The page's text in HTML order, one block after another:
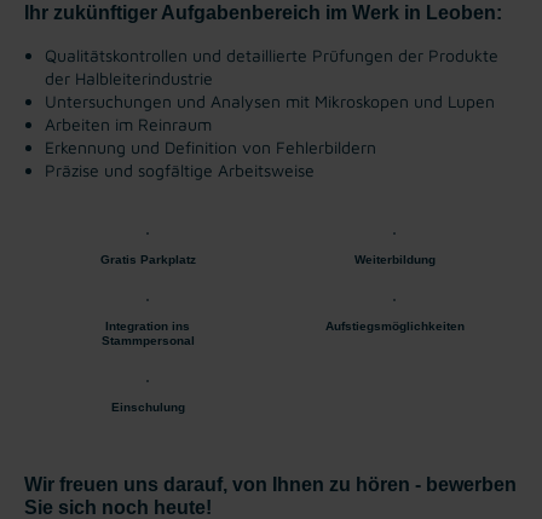
Ihr zukünftiger Aufgabenbereich im Werk in Leoben:
Qualitätskontrollen und detaillierte Prüfungen der Produkte
der Halbleiterindustrie
Untersuchungen und Analysen mit Mikroskopen und Lupen
Arbeiten im Reinraum
Erkennung und Definition von Fehlerbildern
Präzise und sogfältige Arbeitsweise
Gratis Parkplatz Weiterbildung
Integration ins
Stammpersonal
Aufstiegsmöglichkeiten
Einschulung
Wir freuen uns darauf, von Ihnen zu hören - bewerben
Sie sich noch heute!